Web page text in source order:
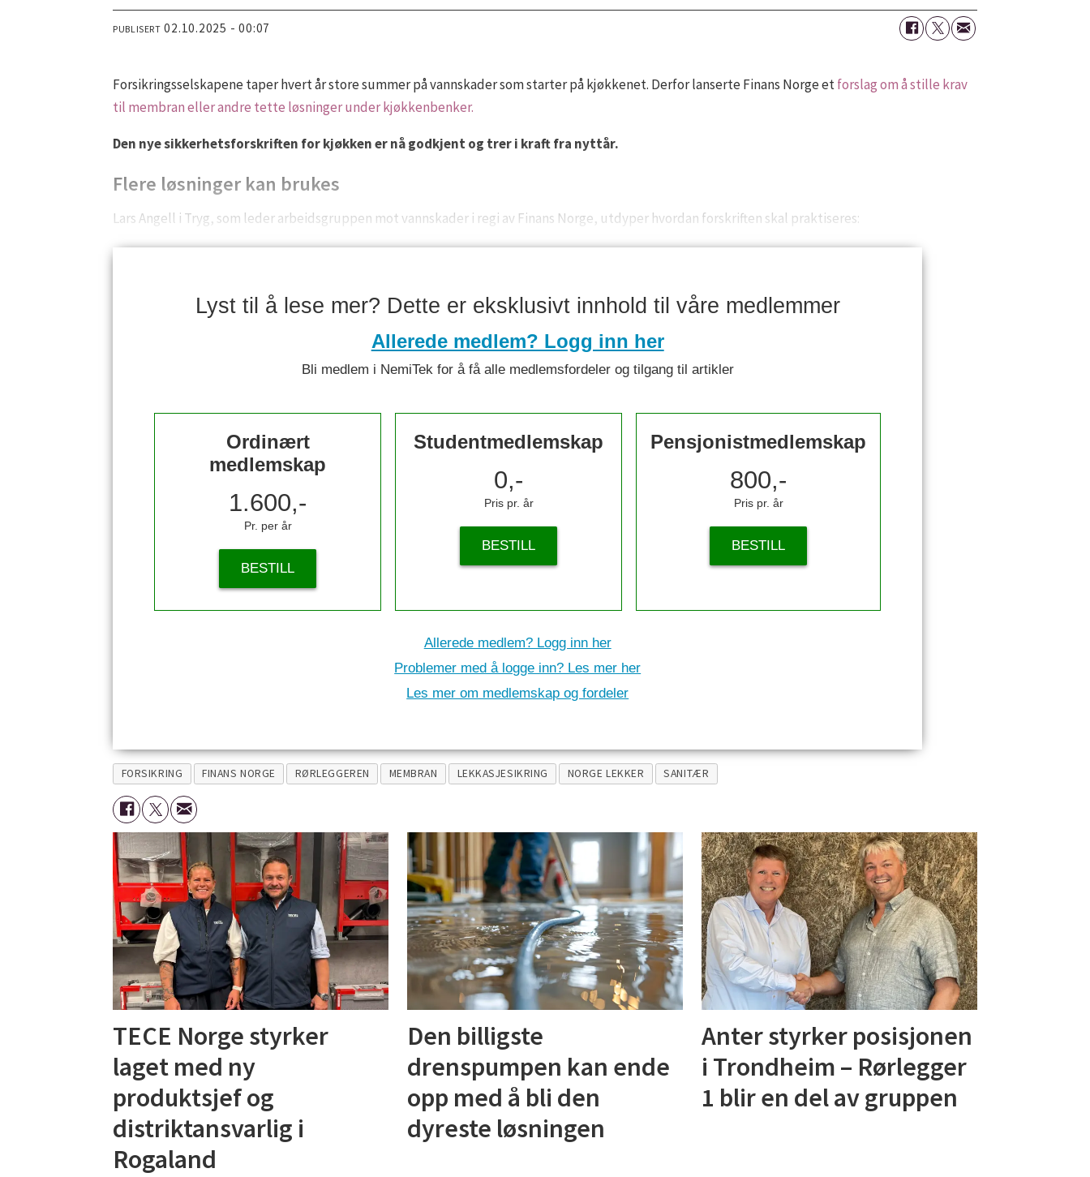
PUBLISERT 02.10.2025 - 00:07
Forsikringsselskapene taper hvert år store summer på vannskader som starter på kjøkkenet. Derfor lanserte Finans Norge etforslag om å stille krav
til membran eller andre tette løsninger under kjøkkenbenker.
Den nye sikkerhetsforskriften for kjøkken er nå godkjent og trer i kraft fra nyttår.
Flere løsninger kan brukes
Lars Angell i Tryg, som leder arbeidsgruppen mot vannskader i regi av Finans Norge, utdyper hvordan forskriften skal praktiseres:
Lyst til å lese mer? Dette er eksklusivt innhold til våre medlemmer
Allerede medlem? Logg inn her
Bli medlem i NemiTek for å få alle medlemsfordeler og tilgang til artikler
Ordinært
medlemskap
1.600,-
Pr. per år
BESTILL
Studentmedlemskap
0,-
Pris pr. år
BESTILL
Pensjonistmedlemskap
800,-
Pris pr. år
BESTILL
Allerede medlem? Logg inn her
Problemer med å logge inn? Les mer her
Les mer om medlemskap og fordeler
FORSIKRING FINANS NORGE RØRLEGGEREN MEMBRAN LEKKASJESIKRING NORGE LEKKER SANITÆR
TECE Norge styrker
laget med ny
produktsjef og
distriktansvarlig i
Rogaland
Den billigste
drenspumpen kan ende
opp med å bli den
dyreste løsningen
Anter styrker posisjonen
i Trondheim – Rørlegger
1 blir en del av gruppen